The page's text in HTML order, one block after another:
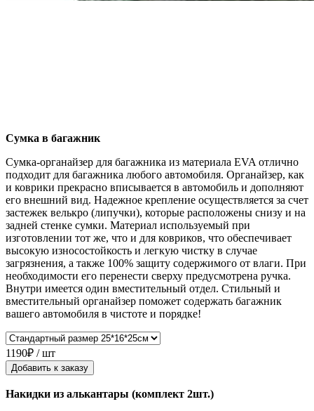
Сумка в багажник
Сумка-органайзер для багажника из материала EVA отлично
подходит для багажника любого автомобиля. Органайзер, как
и коврики прекрасно вписывается в автомобиль и дополняют
его внешний вид. Надежное крепление осуществляется за счет
застежек велькро (липучки), которые расположены снизу и на
задней стенке сумки. Материал используемый при
изготовлении тот же, что и для ковриков, что обеспечивает
высокую износостойкость и легкую чистку в случае
загрязнения, а также 100% защиту содержимого от влаги. При
необходимости его перенести сверху предусмотрена ручка.
Внутри имеется один вместительный отдел. Стильный и
вместительный органайзер поможет содержать багажник
вашего автомобиля в чистоте и порядке!
1190₽ / шт
Добавить к заказу
Накидки из алькантары (комплект 2шт.)